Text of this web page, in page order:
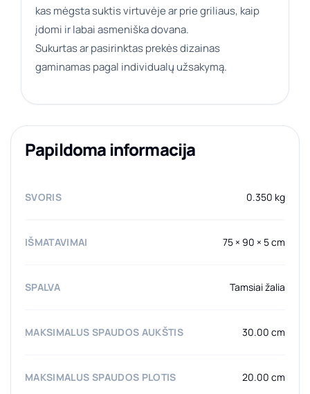
kas mėgsta suktis virtuvėje ar prie griliaus, kaip
įdomi ir labai asmeniška dovana.
Sukurtas ar pasirinktas prekės dizainas
gaminamas pagal individualų užsakymą.
Papildoma informacija
SVORIS 0.350 kg
IŠMATAVIMAI 75 × 90 × 5 cm
SPALVA Tamsiai žalia
MAKSIMALUS SPAUDOS AUKŠTIS 30.00 cm
MAKSIMALUS SPAUDOS PLOTIS 20.00 cm